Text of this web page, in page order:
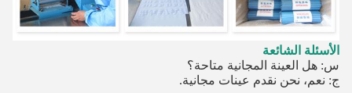
الأسئلة الشائعة
س: هل العينة المجانية متاحة؟
ج: نعم، نحن نقدم عينات مجانية.